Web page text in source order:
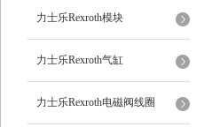
力士乐Rexroth模块
力士乐Rexroth气缸
力士乐Rexroth电磁阀线圈